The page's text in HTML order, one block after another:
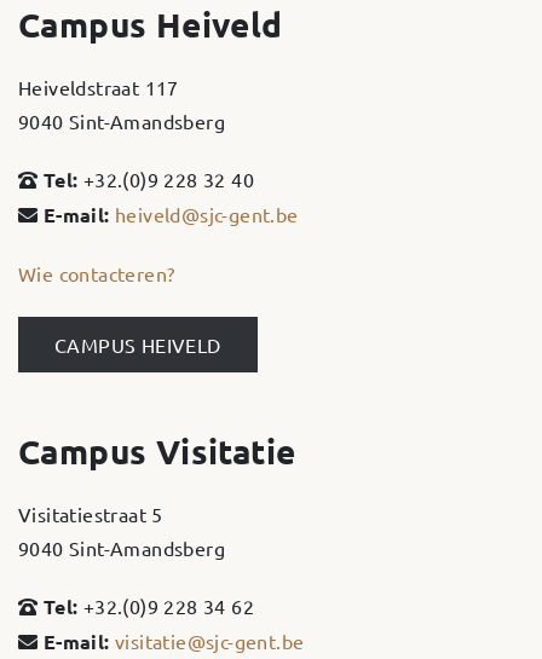
Campus Heiveld
Heiveldstraat 117
9040 Sint-Amandsberg
Tel: +32.(0)9 228 32 40
E-mail: heiveld@sjc-gent.be
Wie contacteren?
CAMPUS HEIVELD
Campus Visitatie
Visitatiestraat 5
9040 Sint-Amandsberg
Tel: +32.(0)9 228 34 62
E-mail: visitatie@sjc-gent.be